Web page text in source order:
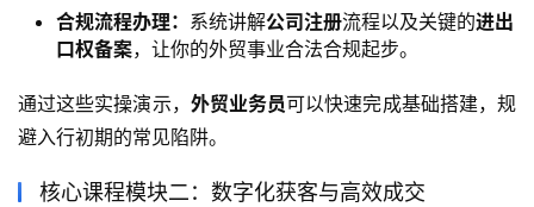
合规流程办理： 系统讲解公司注册流程以及关键的进出
口权备案，让你的外贸事业合法合规起步。
通过这些实操演示， 外贸业务员可以快速完成基础搭建，规
避入行初期的常见陷阱。
核心课程模块二：数字化获客与高效成交